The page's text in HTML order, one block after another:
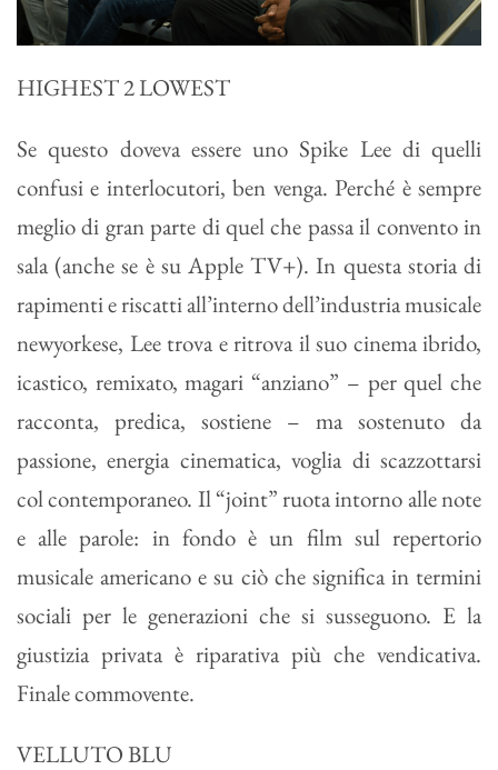
HIGHEST 2 LOWEST
Se questo doveva essere uno Spike Lee di quelli
confusi e interlocutori, ben venga. Perché è sempre
meglio di gran parte di quel che passa il convento in
sala (anche se è su Apple TV+). In questa storia di
rapimenti e riscatti all’interno dell’industria musicale
newyorkese, Lee trova e ritrova il suo cinema ibrido,
icastico, remixato, magari “anziano” – per quel che
racconta, predica, sostiene – ma sostenuto da
passione, energia cinematica, voglia di scazzottarsi
col contemporaneo. Il “joint” ruota intorno alle note
e alle parole: in fondo è un film sul repertorio
musicale americano e su ciò che significa in termini
sociali per le generazioni che si susseguono. E la
giustizia privata è riparativa più che vendicativa.
Finale commovente.
VELLUTO BLU